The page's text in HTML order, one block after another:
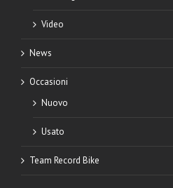
Video
News
Occasioni
Nuovo
Usato
Team Record Bike